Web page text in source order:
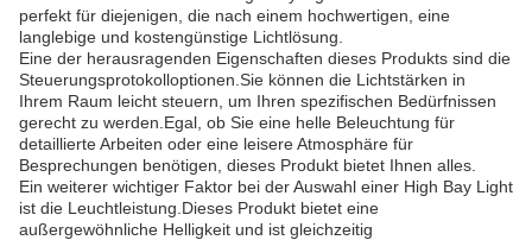
perfekt für diejenigen, die nach einem hochwertigen, eine
langlebige und kostengünstige Lichtlösung.
Eine der herausragenden Eigenschaften dieses Produkts sind die
Steuerungsprotokolloptionen.Sie können die Lichtstärken in
Ihrem Raum leicht steuern, um Ihren spezifischen Bedürfnissen
gerecht zu werden.Egal, ob Sie eine helle Beleuchtung für
detaillierte Arbeiten oder eine leisere Atmosphäre für
Besprechungen benötigen, dieses Produkt bietet Ihnen alles.
Ein weiterer wichtiger Faktor bei der Auswahl einer High Bay Light
ist die Leuchtleistung.Dieses Produkt bietet eine
außergewöhnliche Helligkeit und ist gleichzeitig